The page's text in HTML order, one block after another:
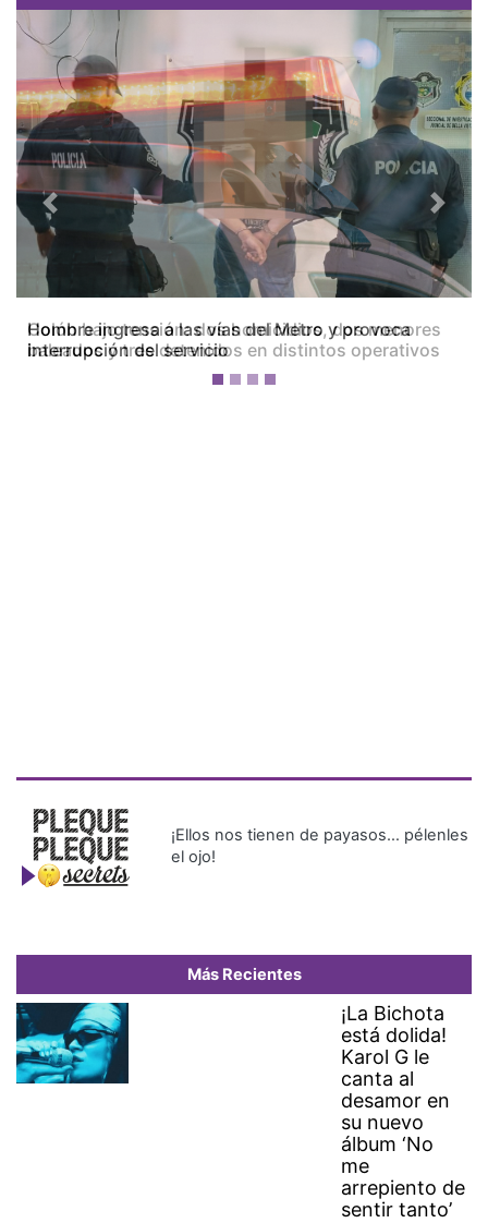
Colón bajo tensión: dos homicidios, dos menores
baleados y tres detenidos en distintos operativos
Previous Next
¡Ellos nos tienen de payasos… pélenles
el ojo!
Más Recientes
¡La Bichota
está dolida!
Karol G le
canta al
desamor en
su nuevo
álbum ‘No
me
arrepiento de
sentir tanto’